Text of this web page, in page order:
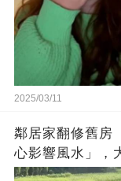
2025/03/11
鄰居家翻修舊房
心影響風水」，